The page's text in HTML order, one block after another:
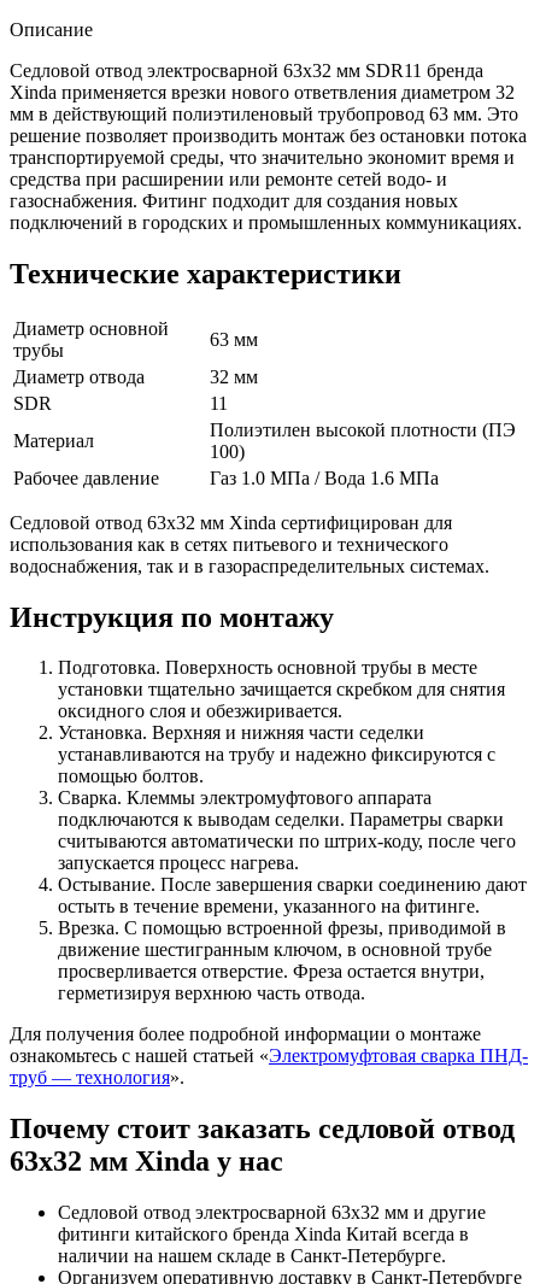
Описание
Седловой отвод электросварной 63x32 мм SDR11 бренда
Xinda применяется врезки нового ответвления диаметром 32
мм в действующий полиэтиленовый трубопровод 63 мм. Это
решение позволяет производить монтаж без остановки потока
транспортируемой среды, что значительно экономит время и
средства при расширении или ремонте сетей водо- и
газоснабжения. Фитинг подходит для создания новых
подключений в городских и промышленных коммуникациях.
Технические характеристики
Диаметр основной
трубы
63 мм
Диаметр отвода
32 мм
SDR
11
Материал
Полиэтилен высокой плотности (ПЭ
100)
Рабочее давление
Газ 1.0 МПа / Вода 1.6 МПа
Седловой отвод 63x32 мм Xinda сертифицирован для
использования как в сетях питьевого и технического
водоснабжения, так и в газораспределительных системах.
Инструкция по монтажу
Подготовка. Поверхность основной трубы в месте
установки тщательно зачищается скребком для снятия
оксидного слоя и обезжиривается.
Установка. Верхняя и нижняя части седелки
устанавливаются на трубу и надежно фиксируются с
помощью болтов.
Сварка. Клеммы электромуфтового аппарата
подключаются к выводам седелки. Параметры сварки
считываются автоматически по штрих-коду, после чего
запускается процесс нагрева.
Остывание. После завершения сварки соединению дают
остыть в течение времени, указанного на фитинге.
Врезка. С помощью встроенной фрезы, приводимой в
движение шестигранным ключом, в основной трубе
просверливается отверстие. Фреза остается внутри,
герметизируя верхнюю часть отвода.
Для получения более подробной информации о монтаже
ознакомьтесь с нашей статьей «Электромуфтовая сварка ПНД-
труб — технология».
Почему стоит заказать седловой отвод
63x32 мм Xinda у нас
Седловой отвод электросварной 63х32 мм и другие
фитинги китайского бренда Xinda Китай всегда в
наличии на нашем складе в Санкт-Петербурге.
Организуем оперативную доставку в Санкт-Петербурге